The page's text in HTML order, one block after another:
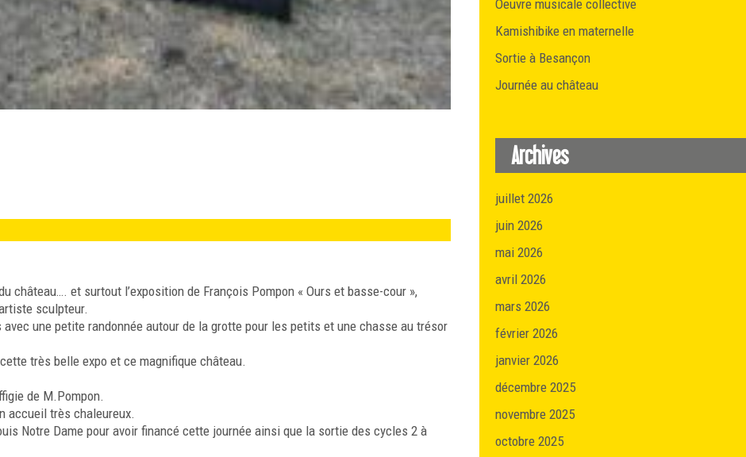
château…. et surtout l’exposition de François Pompon « Ours et basse-cour »,
sculpteur.
une petite randonnée autour de la grotte pour les petits et une chasse au trésor
très belle expo et ce magnifique château.
de M.Pompon.
accueil très chaleureux.
Notre Dame pour avoir financé cette journée ainsi que la sortie des cycles 2 à
Oeuvre musicale collective
Kamishibike en maternelle
Sortie à Besançon
Journée au château
Archives
juillet 2026
juin 2026
mai 2026
avril 2026
mars 2026
février 2026
janvier 2026
décembre 2025
novembre 2025
octobre 2025